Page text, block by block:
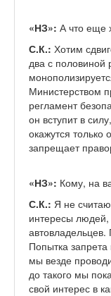
«НЗ»: А что еще
С.К.: Хотим
два с половиной
Министерством
регламент
он вступит в
окажутся
запрещает
«НЗ»: Кому, на
С.К.: Я не
интересы
Попытка
мы везде
до такого мы
свой интерес в